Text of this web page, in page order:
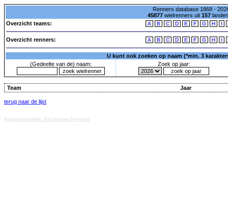
Renners database 1868 -
45877wielrenners uit 157
Overzicht teams:
A B C D E F G H I
Overzicht renners: A B C D E F G H I
U kunt ook zoeken op naam (*min. 3
(Gedeelte van de) naam:
Zoek op jaar:
Team Jaar
terug naar de lijst
Database techniek: Sini Internet Projecten